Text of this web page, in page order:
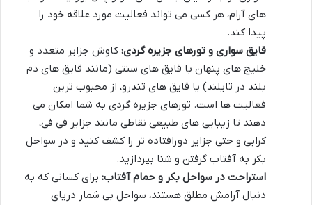
های آرام، هر کسی می تواند فعالیت مورد علاقه خود را
پیدا کند.
قایق سواری و تورهای جزیره گردی: کاوش جزایر متعدد و
خلیج های پنهان با قایق های سنتی (مانند قایق های دم
بلند در تایلند) یا قایق های تندرو، از محبوب ترین
فعالیت ها است. تورهای جزیره گردی به شما امکان می
دهند تا زیبایی های طبیعی نقاطی مانند جزایر فی فی،
کرابی و حتی جزایر دورافتاده تر را کشف کنید و در سواحل
بکر به آفتاب گرفتن و شنا بپردازید.
استراحت در سواحل بکر و حمام آفتاب: برای کسانی که به
دنبال آرامش مطلق هستند، سواحل بی شمار دریای